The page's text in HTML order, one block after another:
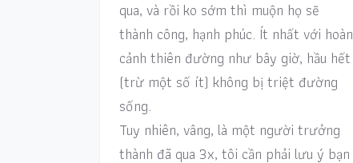
qua, và rồi ko sớm thì muộn họ sẽ
thành công, hạnh phúc. Ít nhất với hoàn
cảnh thiên đường như bây giờ, hầu hết
(trừ một số ít) không bị triệt đường
sống.
Tuy nhiên, vâng, là một người trưởng
thành đã qua 3x, tôi cần phải lưu ý bạn